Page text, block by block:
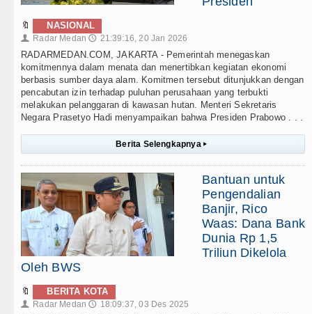
🔖 NASIONAL
👤 Radar Medan 🕔 21:39:16, 20 Jan 2026
RADARMEDAN.COM, JAKARTA - Pemerintah menegaskan
komitmennya dalam menata dan menertibkan kegiatan ekonomi
berbasis sumber daya alam. Komitmen tersebut ditunjukkan dengan
pencabutan izin terhadap puluhan perusahaan yang terbukti
melakukan pelanggaran di kawasan hutan. Menteri Sekretaris
Negara Prasetyo Hadi menyampaikan bahwa Presiden Prabowo . . .
Berita Selengkapnya ▸
Bantuan untuk
Pengendalian
Banjir, Rico
Waas: Dana Bank
Dunia Rp 1,5
Triliun Dikelola
Oleh BWS
🔖 BERITA KOTA
👤 Radar Medan 🕔 18:09:37, 03 Des 2025